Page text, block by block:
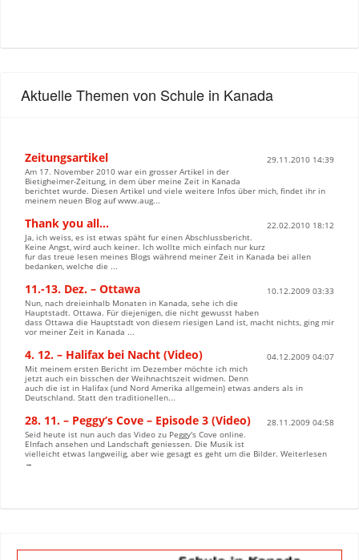
Aktuelle Themen von Schule in Kanada
Zeitungsartikel
29.11.2010 14:39
Am 17. November 2010 war ein grosser Artikel in der
Bietigheimer-Zeitung, in dem über meine Zeit in Kanada
berichtet wurde. Diesen Artikel und viele weitere Infos über mich, findet ihr in
meinem neuen Blog auf www.aug...
Thank you all…
22.02.2010 18:12
Ja, ich weiss, es ist etwas späht fur einen Abschlussbericht.
Keine Angst, wird auch keiner. Ich wollte mich einfach nur kurz
fur das treue lesen meines Blogs während meiner Zeit in Kanada bei allen
bedanken, welche die ...
11.-13. Dez. – Ottawa
10.12.2009 03:33
Nun, nach dreieinhalb Monaten in Kanada, sehe ich die
Hauptstadt. Ottawa. Für diejenigen, die nicht gewusst haben
dass Ottawa die Hauptstadt von diesem riesigen Land ist, macht nichts, ging mir
vor meiner Zeit in Kanada ...
4. 12. – Halifax bei Nacht (Video)
04.12.2009 04:07
Mit meinem ersten Bericht im Dezember möchte ich mich
jetzt auch ein bisschen der Weihnachtszeit widmen. Denn
auch die ist in Halifax (und Nord Amerika allgemein) etwas anders als in
Deutschland. Statt den traditionellen...
28. 11. – Peggy’s Cove – Episode 3 (Video)
28.11.2009 04:58
Seid heute ist nun auch das Video zu Peggy's Cove online.
EInfach ansehen und Landschaft geniessen. Die Musik ist
vielleicht etwas langweilig, aber wie gesagt es geht um die Bilder. Weiterlesen
→